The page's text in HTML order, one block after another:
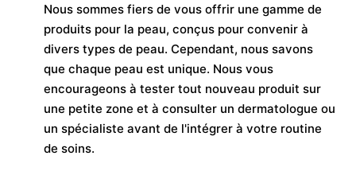
Nous sommes fiers de vous offrir une gamme de
produits pour la peau, conçus pour convenir à
divers types de peau. Cependant, nous savons
que chaque peau est unique. Nous vous
encourageons à tester tout nouveau produit sur
une petite zone et à consulter un dermatologue ou
un spécialiste avant de l'intégrer à votre routine
de soins.